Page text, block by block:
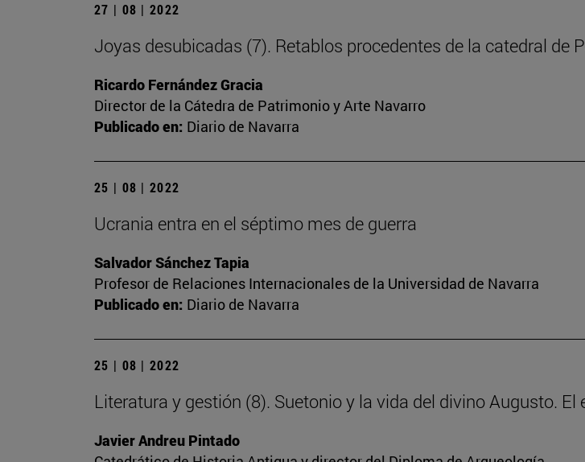
27 | 08 | 2022
Joyas desubicadas (7). Retablos procedentes de la catedral de
Ricardo Fernández Gracia
Director de la Cátedra de Patrimonio y Arte Navarro
Publicado en: Diario de Navarra
25 | 08 | 2022
Ucrania entra en el séptimo mes de guerra
Salvador Sánchez Tapia
Profesor de Relaciones Internacionales de la Universidad de Navarra
Publicado en: Diario de Navarra
25 | 08 | 2022
Literatura y gestión (8). Suetonio y la vida del divino Augusto.
Javier Andreu Pintado